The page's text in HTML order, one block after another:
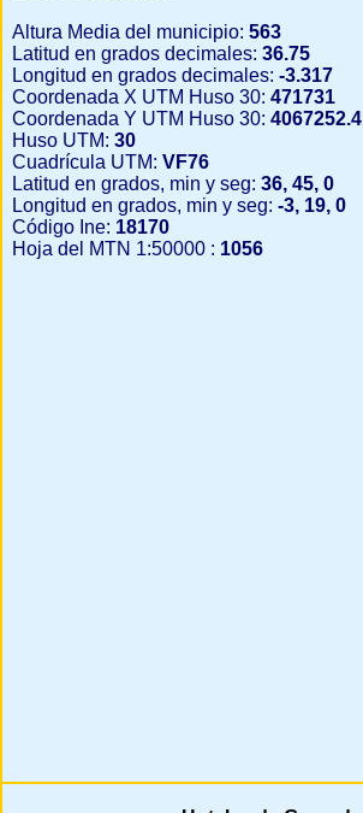
Altura Media del municipio: 563
Latitud en grados decimales: 36.75
Longitud en grados decimales: -3.317
Coordenada X UTM Huso 30: 471731
Coordenada Y UTM Huso 30: 4067252.4
Huso UTM: 30
Cuadrícula UTM: VF76
Latitud en grados, min y seg: 36, 45, 0
Longitud en grados, min y seg: -3, 19, 0
Código Ine: 18170
Hoja del MTN 1:50000 : 1056